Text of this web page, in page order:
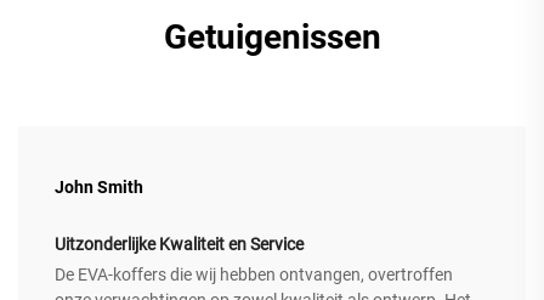
Getuigenissen
John Smith
Uitzonderlijke Kwaliteit en Service
De EVA-koffers die wij hebben ontvangen, overtroffen